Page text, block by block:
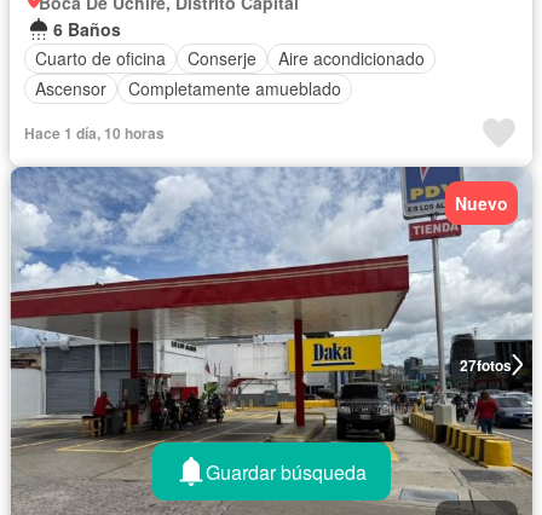
6 Baños
Cuarto de oficina
Conserje
Aire acondicionado
Ascensor
Completamente amueblado
Hace 1 día, 10 horas
27fotos
Nuevo
Guardar búsqueda